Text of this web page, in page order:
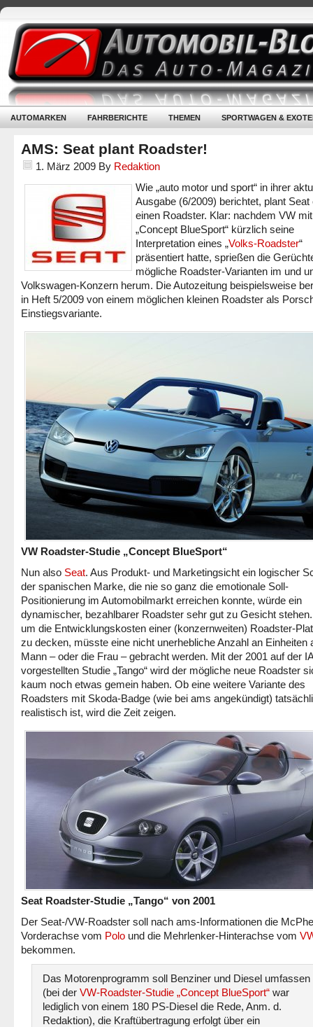
AUTOMARKEN FAHRBERICHTE THEMEN SPORTWAGEN &
AMS: Seat plant Roadster!
1. März 2009 By Redaktion
Wie „auto motor und sport“ in ihrer
Ausgabe (6/2009) berichtet, plant Seat
einen Roadster. Klar: nachdem VW
„Concept BlueSport“ kürzlich seine
Interpretation eines „Volks-Roadster“
präsentiert hatte, sprießen die
mögliche Roadster-Varianten im und
Volkswagen-Konzern herum. Die Autozeitung beispielsweise
in Heft 5/2009 von einem möglichen kleinen Roadster als
Einstiegsvariante.
VW Roadster-Studie „Concept BlueSport“
Nun also Seat. Aus Produkt- und Marketingsicht ein logischer
der spanischen Marke, die nie so ganz die emotionale Soll-
Positionierung im Automobilmarkt erreichen konnte, würde ein
dynamischer, bezahlbarer Roadster sehr gut zu Gesicht
um die Entwicklungskosten einer (konzernweiten) Roadster-
zu decken, müsste eine nicht unerhebliche Anzahl an Einheiten
Mann – oder die Frau – gebracht werden. Mit der 2001 auf der
vorgestellten Studie „Tango“ wird der mögliche neue Roadster
kaum noch etwas gemein haben. Ob eine weitere Variante des
Roadsters mit Skoda-Badge (wie bei ams angekündigt)
realistisch ist, wird die Zeit zeigen.
Seat Roadster-Studie „Tango“ von 2001
Der Seat-/VW-Roadster soll nach ams-Informationen die
Vorderachse vom Polo und die Mehrlenker-Hinterachse vom
bekommen.
Das Motorenprogramm soll Benziner und Diesel umfassen
(bei der VW-Roadster-Studie „Concept BlueSport“ war
lediglich von einem 180 PS-Diesel die Rede, Anm. d.
Redaktion), die Kraftübertragung erfolgt über ein